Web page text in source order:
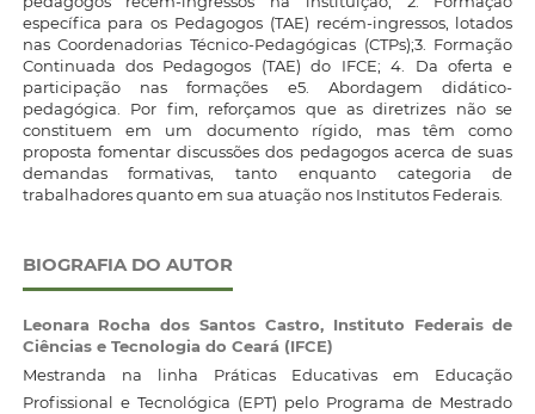
específica para os Pedagogos (TAE) recém-ingressos, lotados
nas Coordenadorias Técnico-Pedagógicas (CTPs);3. Formação
Continuada dos Pedagogos (TAE) do IFCE; 4. Da oferta e
participação nas formações e5. Abordagem didático-
pedagógica. Por fim, reforçamos que as diretrizes não se
constituem em um documento rígido, mas têm como
proposta fomentar discussões dos pedagogos acerca de suas
demandas formativas, tanto enquanto categoria de
trabalhadores quanto em sua atuação nos Institutos Federais.
BIOGRAFIA DO AUTOR
Leonara Rocha dos Santos Castro, Instituto Federais de
Ciências e Tecnologia do Ceará (IFCE)
Mestranda na linha Práticas Educativas em Educação
Profissional e Tecnológica (EPT) pelo Programa de Mestrado